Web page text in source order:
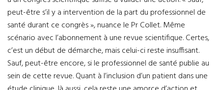
peut-être s’il y a intervention de la part du professionnel de
santé durant ce congrès », nuance le Pr Collet. Même
scénario avec l’abonnement à une revue scientifique. Certes,
c’est un début de démarche, mais celui-ci reste insuffisant.
Sauf, peut-être encore, si le professionnel de santé publie au
sein de cette revue. Quant à l’inclusion d’un patient dans une